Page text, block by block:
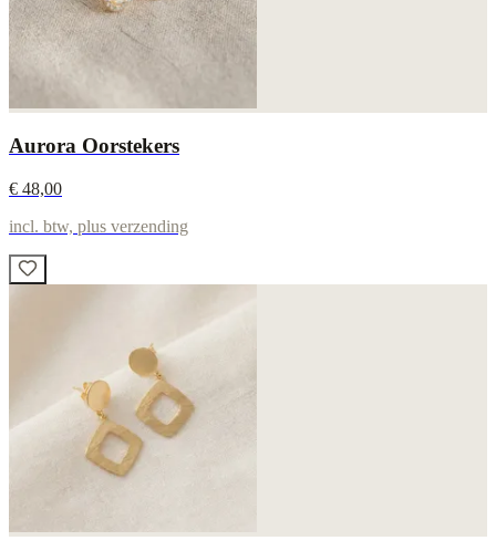
Aurora Oorstekers
€ 48,00
incl. btw, plus verzending